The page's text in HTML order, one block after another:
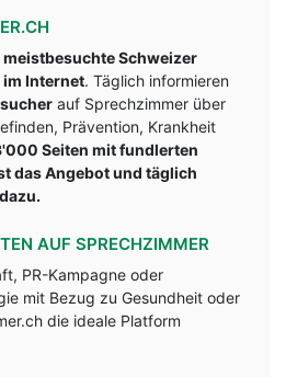
Schweizer
Internet. Täglich informieren
auf Sprechzimmer über
Prävention, Krankheit
Seiten mit fundlerten
das Angebot und täglich
AUF SPRECHZIMMER
PR-Kampagne oder
mit Bezug zu Gesundheit oder
die ideale Platform